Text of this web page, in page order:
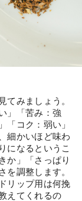
てみましょう。
」「苦み：強
「コク：弱い」
細かいほど味わ
になるというこ
か」「さっぱり
を調整します。
リップ用は何挽
えてくれるの